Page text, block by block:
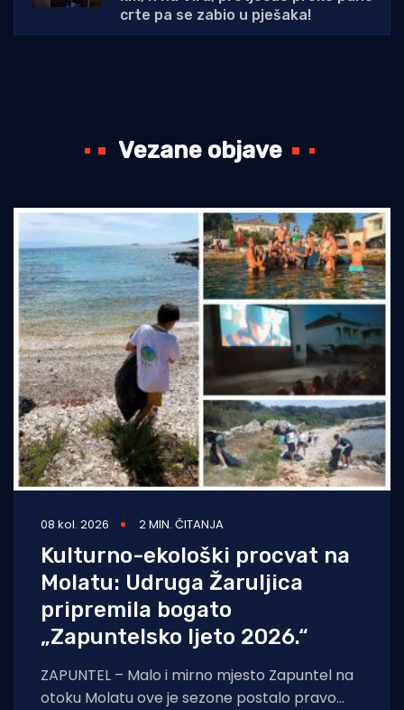
crte pa se zabio u pješaka!
Vezane objave
08 kol. 2026 2 MIN. ČITANJA
Kulturno-ekološki procvat na
Molatu: Udruga Žaruljica
pripremila bogato
„Zapuntelsko ljeto 2026.“
ZAPUNTEL – Malo i mirno mjesto Zapuntel na
otoku Molatu ove je sezone postalo pravo